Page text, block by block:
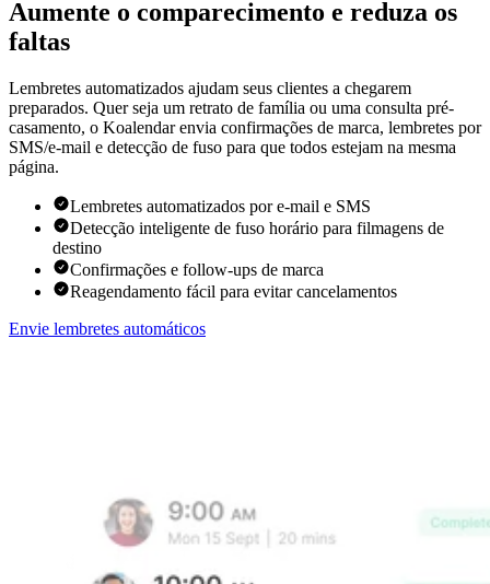
Aumente o comparecimento e reduza os
faltas
Lembretes automatizados ajudam seus clientes a chegarem
preparados. Quer seja um retrato de família ou uma consulta pré-
casamento, o Koalendar envia confirmações de marca, lembretes por
SMS/e-mail e detecção de fuso para que todos estejam na mesma
página.
Lembretes automatizados por e-mail e SMS
Detecção inteligente de fuso horário para filmagens de
destino
Confirmações e follow-ups de marca
Reagendamento fácil para evitar cancelamentos
Envie lembretes automáticos